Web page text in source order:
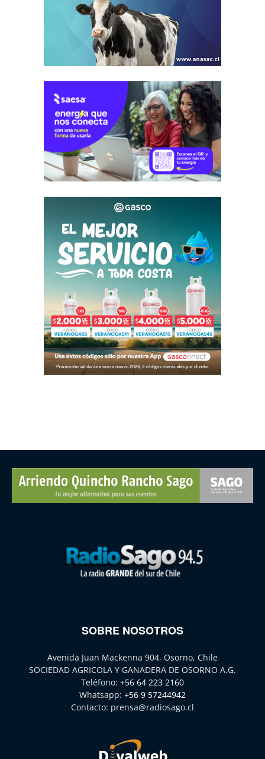
SOBRE NOSOTROS
Avenida Juan Mackenna 904, Osorno, Chile
SOCIEDAD AGRICOLA Y GANADERA DE OSORNO A.G.
Teléfono: +56 64 223 2160
Whatsapp: +56 9 57244942
Contacto: prensa@radiosago.cl